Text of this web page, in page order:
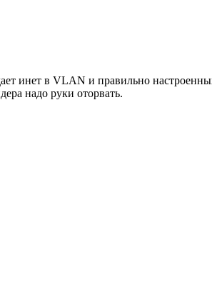
инет в VLAN и правильно
надо руки оторвать.